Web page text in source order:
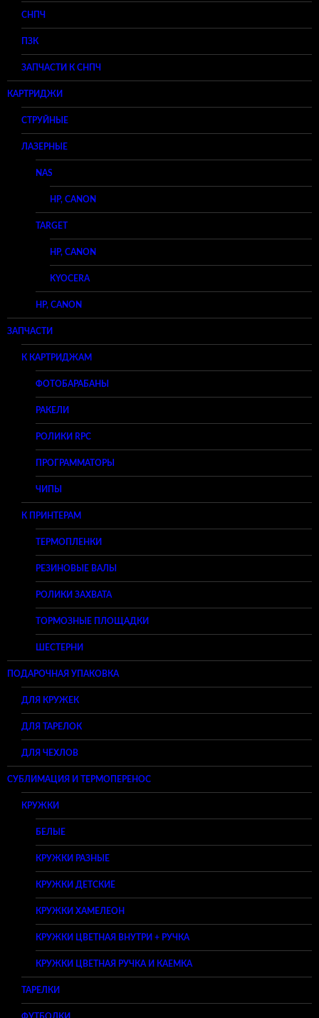
СНПЧ
ПЗК
ЗАПЧАСТИ К СНПЧ
КАРТРИДЖИ
СТРУЙНЫЕ
ЛАЗЕРНЫЕ
NAS
HP, CANON
TARGET
HP, CANON
KYOCERA
HP, CANON
ЗАПЧАСТИ
К КАРТРИДЖАМ
ФОТОБАРАБАНЫ
РАКЕЛИ
РОЛИКИ RPC
ПРОГРАММАТОРЫ
ЧИПЫ
К ПРИНТЕРАМ
ТЕРМОПЛЕНКИ
РЕЗИНОВЫЕ ВАЛЫ
РОЛИКИ ЗАХВАТА
ТОРМОЗНЫЕ ПЛОЩАДКИ
ШЕСТЕРНИ
ПОДАРОЧНАЯ УПАКОВКА
ДЛЯ КРУЖЕК
ДЛЯ ТАРЕЛОК
ДЛЯ ЧЕХЛОВ
СУБЛИМАЦИЯ И ТЕРМОПЕРЕНОС
КРУЖКИ
БЕЛЫЕ
КРУЖКИ РАЗНЫЕ
КРУЖКИ ДЕТСКИЕ
КРУЖКИ ХАМЕЛЕОН
КРУЖКИ ЦВЕТНАЯ ВНУТРИ + РУЧКА
КРУЖКИ ЦВЕТНАЯ РУЧКА И КАЕМКА
ТАРЕЛКИ